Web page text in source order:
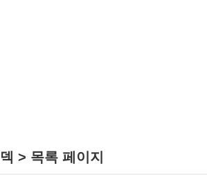
> 목록 페이지